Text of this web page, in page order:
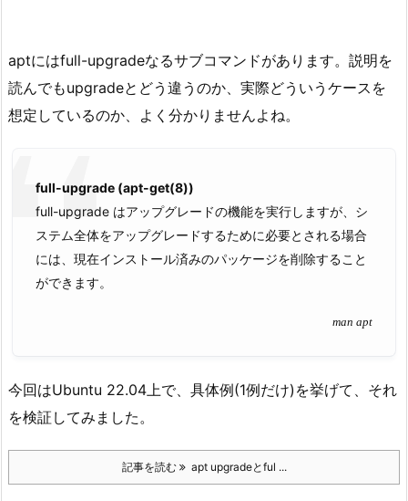
aptにはfull-upgradeなるサブコマンドがあります。説明を
読んでもupgradeとどう違うのか、実際どういうケースを
想定しているのか、よく分かりませんよね。
full-upgrade (apt-get(8))
full-upgrade はアップグレードの機能を実行しますが、シ
ステム全体をアップグレードするために必要とされる場合
には、現在インストール済みのパッケージを削除すること
ができます。
man apt
今回はUbuntu 22.04上で、具体例(1例だけ)を挙げて、それ
を検証してみました。
記事を読む apt upgradeとful ...